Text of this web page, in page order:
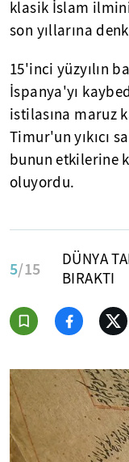
klasik İslam
son yıllarına
15'inci yüzyılın
İspanya'yı
istilasına maruz
Timur'un yıkıcı
bunun etkilerine
oluyordu.
5/15
DÜNYA
BIRAKTI